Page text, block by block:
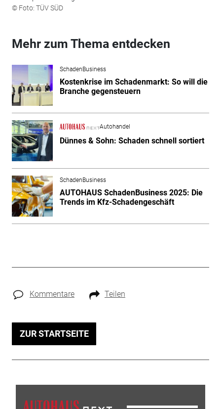
© Foto: TÜV SÜD
Mehr zum Thema entdecken
SchadenBusiness
Kostenkrise im Schadenmarkt: So will die
Branche gegensteuern
Autohandel
Dünnes & Sohn: Schaden schnell sortiert
SchadenBusiness
AUTOHAUS SchadenBusiness 2025: Die
Trends im Kfz-Schadengeschäft
Kommentare Teilen
ZUR STARTSEITE